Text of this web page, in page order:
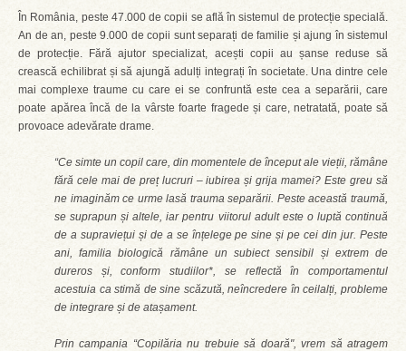
În România, peste 47.000 de copii se află în sistemul de protecție specială.
An de an, peste 9.000 de copii sunt separați de familie și ajung în sistemul
de protecție. Fără ajutor specializat, acești copii au șanse reduse să
crească echilibrat și să ajungă adulți integrați în societate. Una dintre cele
mai complexe traume cu care ei se confruntă este cea a separării, care
poate apărea încă de la vârste foarte fragede și care, netratată, poate să
provoace adevărate drame.
“Ce simte un copil care, din momentele de început ale vieții, rămâne
fără cele mai de preț lucruri – iubirea și grija mamei? Este greu să
ne imaginăm ce urme lasă trauma separării. Peste această traumă,
se suprapun și altele, iar pentru viitorul adult este o luptă continuă
de a supraviețui și de a se înțelege pe sine și pe cei din jur. Peste
ani, familia biologică rămâne un subiect sensibil și extrem de
dureros și, conform studiilor*, se reflectă în comportamentul
acestuia ca stimă de sine scăzută, neîncredere în ceilalți, probleme
de integrare și de atașament.
Prin campania “Copilăria nu trebuie să doară", vrem să atragem